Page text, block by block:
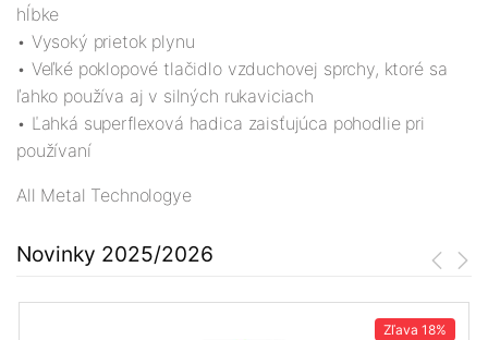
hĺbke
• Vysoký prietok plynu
• Veľké poklopové tlačidlo vzduchovej sprchy, ktoré sa
ľahko používa aj v silných rukaviciach
• Ľahká superflexová hadica zaisťujúca pohodlie pri
používaní
All Metal Technologye
Novinky 2025/2026
Zľava 18%